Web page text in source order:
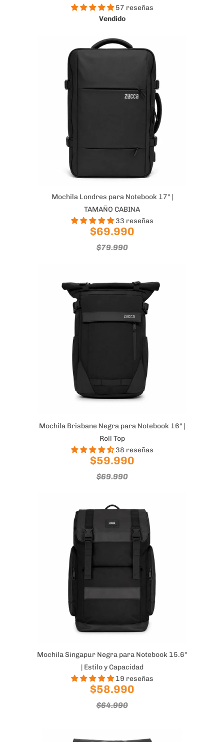
57 reseñas
Vendido
Mochila Londres para Notebook 17" |
TAMAÑO CABINA
33 reseñas
$69.990
$79.990
Mochila Brisbane Negra para Notebook 16" |
Roll Top
38 reseñas
$59.990
$69.990
Mochila Singapur Negra para Notebook 15.6"
| Estilo y Capacidad
19 reseñas
$58.990
$64.990